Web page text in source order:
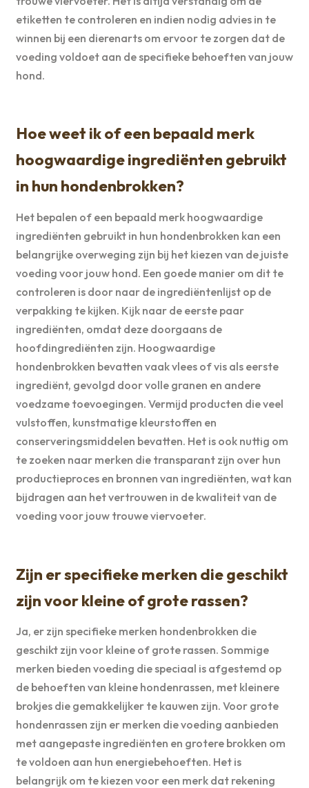
etiketten te controleren en indien nodig advies in te
winnen bij een dierenarts om ervoor te zorgen dat de
voeding voldoet aan de specifieke behoeften van jouw
hond.
Hoe weet ik of een bepaald merk
hoogwaardige ingrediënten gebruikt
in hun hondenbrokken?
Het bepalen of een bepaald merk hoogwaardige
ingrediënten gebruikt in hun hondenbrokken kan een
belangrijke overweging zijn bij het kiezen van de juiste
voeding voor jouw hond. Een goede manier om dit te
controleren is door naar de ingrediëntenlijst op de
verpakking te kijken. Kijk naar de eerste paar
ingrediënten, omdat deze doorgaans de
hoofdingrediënten zijn. Hoogwaardige
hondenbrokken bevatten vaak vlees of vis als eerste
ingrediënt, gevolgd door volle granen en andere
voedzame toevoegingen. Vermijd producten die veel
vulstoffen, kunstmatige kleurstoffen en
conserveringsmiddelen bevatten. Het is ook nuttig om
te zoeken naar merken die transparant zijn over hun
productieproces en bronnen van ingrediënten, wat kan
bijdragen aan het vertrouwen in de kwaliteit van de
voeding voor jouw trouwe viervoeter.
Zijn er specifieke merken die geschikt
zijn voor kleine of grote rassen?
Ja, er zijn specifieke merken hondenbrokken die
geschikt zijn voor kleine of grote rassen. Sommige
merken bieden voeding die speciaal is afgestemd op
de behoeften van kleine hondenrassen, met kleinere
brokjes die gemakkelijker te kauwen zijn. Voor grote
hondenrassen zijn er merken die voeding aanbieden
met aangepaste ingrediënten en grotere brokken om
te voldoen aan hun energiebehoeften. Het is
belangrijk om te kiezen voor een merk dat rekening